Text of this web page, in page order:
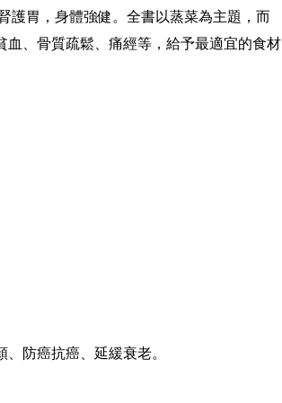
護胃，身體強健。全書以蒸菜為主題，而
血、骨質疏鬆、痛經等，給予最適宜的食材
防癌抗癌、延緩衰老。